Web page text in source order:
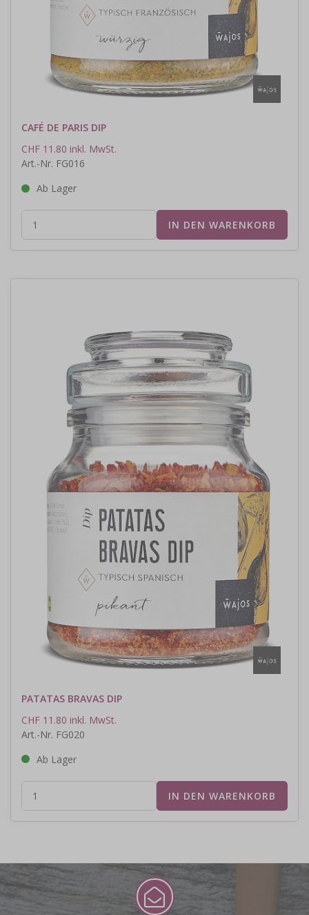
CAFÉ DE PARIS DIP
CHF 11.80 inkl. MwSt.
Art.-Nr. FG016
Ab Lager
PATATAS BRAVAS DIP
CHF 11.80 inkl. MwSt.
Art.-Nr. FG020
Ab Lager